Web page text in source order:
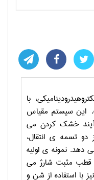
با
این سیستم مقیاس
خشک کردن می
دو تسمه ی انتقال،
نمونه ی اولیه
قطب مثبت شارژ می
با استفاده از شن و